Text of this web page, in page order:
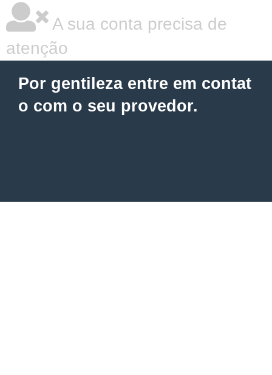
A sua conta precisa de
atenção
Por gentileza entre em contat
o com o seu provedor.